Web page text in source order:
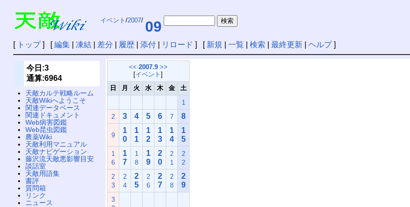
イベント /2007/ 09
[ トップ] [編集| 凍結| 差分 履歴| 添付| リロード ] [ 新規 一覧 検索 最終更新| ヘルプ]
<< 2007.9 >>
[イベント]
日
月 火 水 木 金
土
1
2
3 4 5 6 7 8
9
1
0
1
1
1
2
1
3
1
4
1
5
1
6
1
7
1
8
1
9
2
0
2
1
2
2
2
3
2
4
2
5
2
6
2
7
2
8
2
9
3
今日:3
通算:6964
天敵カルテ戦略ルーム
天敵Wikiへようこそ
関連データベース
関連ドキュメント
Web病害図鑑
Web昆虫図鑑
農薬Wiki
天敵利用マニュアル
天敵ナビゲーション
藤沢流天敵悪影響目安
談話室
天敵用語集
書評
質問箱
リンク
ニュース